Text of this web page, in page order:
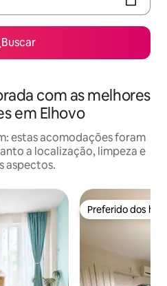
Buscar
com as melhores
em Elhovo
estas acomodações foram
a localização, limpeza e
aspectos.
Preferido dos
Preferido dos